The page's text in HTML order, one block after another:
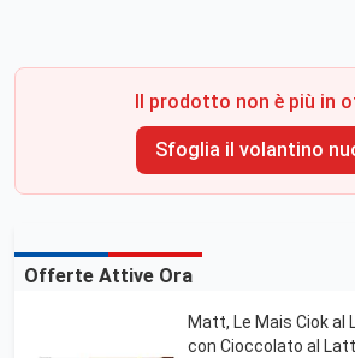
Il prodotto non è più in
Sfoglia il volantino
Offerte Attive Ora
Matt, Le Mais Ciok al
con Cioccolato al